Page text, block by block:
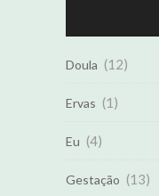
Doula (12)
Ervas (1)
Eu (4)
Gestação (13)